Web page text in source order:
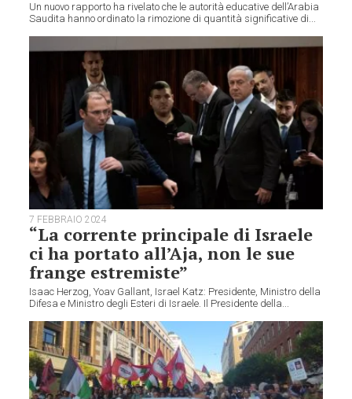
Un nuovo rapporto ha rivelato che le autorità educative dell’Arabia
Saudita hanno ordinato la rimozione di quantità significative di...
7 FEBBRAIO 2024
“La corrente principale di Israele
ci ha portato all’Aja, non le sue
frange estremiste”
Isaac Herzog, Yoav Gallant, Israel Katz: Presidente, Ministro della
Difesa e Ministro degli Esteri di Israele. Il Presidente della...